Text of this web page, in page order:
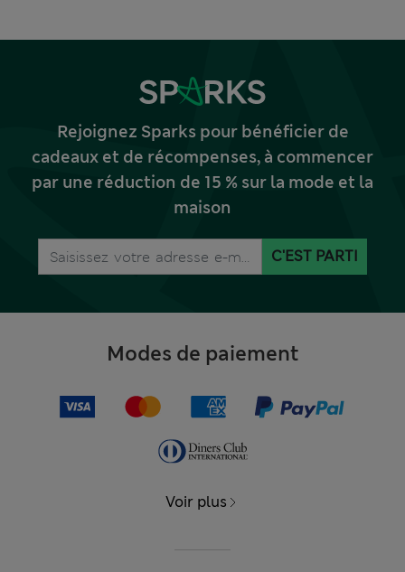
Rejoignez Sparks pour bénéficier de
cadeaux et de récompenses, à commencer
par une réduction de 15 % sur la mode et la
maison
C'EST PARTI
Modes de paiement
Voir plus